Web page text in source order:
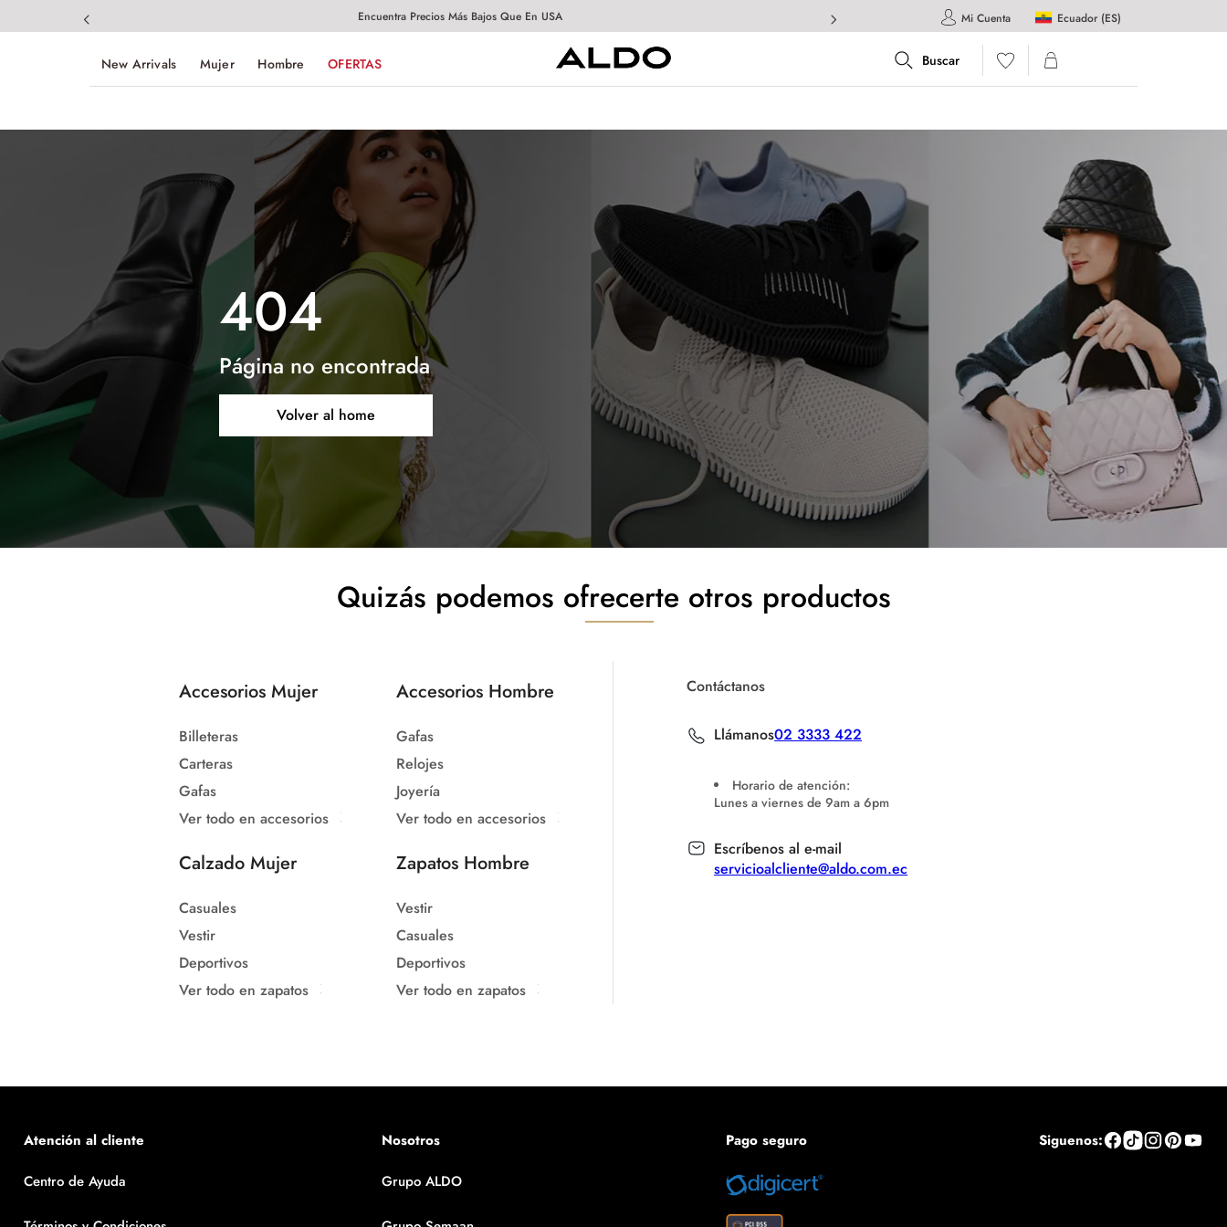
Encuentra Precios Más Bajos Que En USA Mi Cuenta Ecuador (ES)
New Arrivals Mujer Hombre OFERTAS
404
Página no encontrada
Volver al home
Quizás podemos ofrecerte otros productos
Accesorios Mujer
Billeteras
Carteras
Gafas
Ver todo en accesorios
Accesorios Hombre
Gafas
Relojes
Joyería
Ver todo en accesorios
Calzado Mujer
Casuales
Vestir
Deportivos
Ver todo en zapatos
Zapatos Hombre
Vestir
Casuales
Deportivos
Ver todo en zapatos
Contáctanos
Llámanos02 3333 422
Horario de atención:
Lunes a viernes de 9am a 6pm
Escríbenos al e-mail
servicioalcliente@aldo.com.ec
Atención al cliente
Centro de Ayuda
Nosotros
Grupo ALDO
Pago seguro Siguenos: